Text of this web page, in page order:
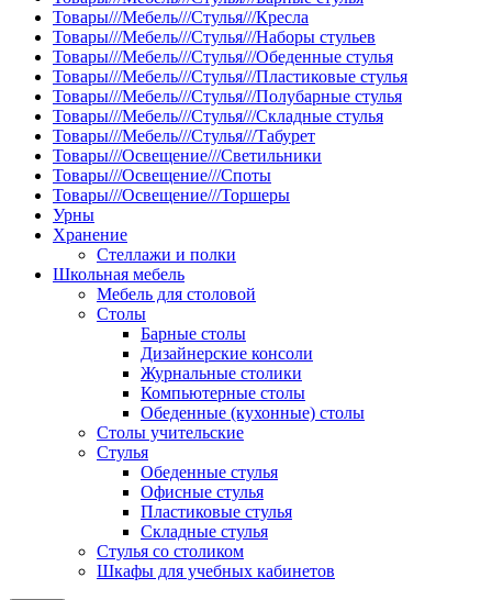
Товары///Мебель///Стулья///Кресла
Товары///Мебель///Стулья///Наборы стульев
Товары///Мебель///Стулья///Обеденные стулья
Товары///Мебель///Стулья///Пластиковые стулья
Товары///Мебель///Стулья///Полубарные стулья
Товары///Мебель///Стулья///Складные стулья
Товары///Мебель///Стулья///Табурет
Товары///Освещение///Светильники
Товары///Освещение///Споты
Товары///Освещение///Торшеры
Урны
Хранение
Стеллажи и полки
Школьная мебель
Мебель для столовой
Столы
Барные столы
Дизайнерские консоли
Журнальные столики
Компьютерные столы
Обеденные (кухонные) столы
Столы учительские
Стулья
Обеденные стулья
Офисные стулья
Пластиковые стулья
Складные стулья
Стулья со столиком
Шкафы для учебных кабинетов